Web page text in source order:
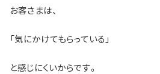
お客さまは、
「気にかけてもらっている」
と感じにくいからです。